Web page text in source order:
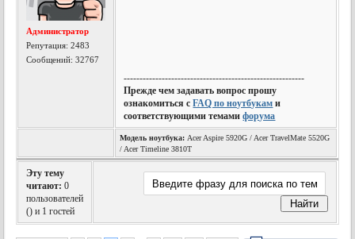
Администратор
Репутация:2483
Сообщений: 32767
---------------------------------------------------------
Прежде чем задавать вопрос прошу
ознакомиться сFAQ по ноутбукам и
соответствующими темамифорума
Модель ноутбука: Acer Aspire 5920G / Acer TravelMate 5520G
/ Acer Timeline 3810T
Эту тему
читают: 0
пользователей
() и 1 гостей